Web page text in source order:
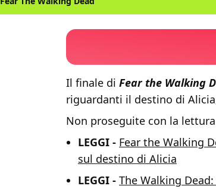
Il finale di Fear the Walking
riguardanti il destino di
Non proseguite con la
LEGGI - Fear the Walking
sul destino di Alicia
LEGGI - The Walking